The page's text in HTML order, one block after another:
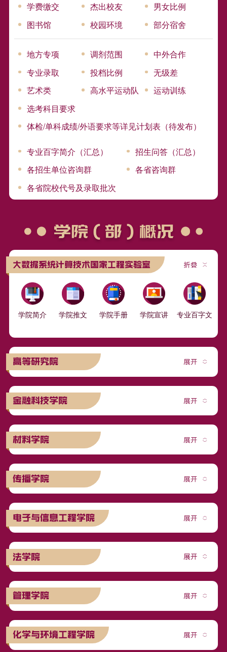
学费缴交 杰出校友
男女比例
图书馆
校园环境 部分宿舍
地方专项 调剂范围
中外合作
专业录取
投档比例
无级差
艺术类
高水平运动队
运动训练
选考科目要求
体检/单科成绩/外语要求等详见计划表（待发布）
专业百字简介（汇总）
招生问答（汇总）
各招生单位咨询群
各省咨询群
各省院校代号及录取批次
大数据系统计算技术国家工程实验室
学院简介 学院推文 学院手册 学院宣讲 专业百字文
高等研究院
金融科技学院
材料学院
传播学院
电子与信息工程学院
法学院
管理学院
化学与环境工程学院